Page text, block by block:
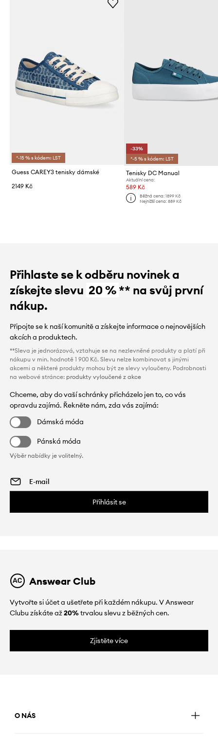
*-15 % s kódem: LST
Guess CAREY3 tenisky dámské
2149 Kč
-33%
*-5 % s kódem: LST
Tenisky DC Manual
Aktuální cena:
589 Kč
Běžná cena: 1899 Kč
Nejnižší cena: 889 Kč
Přihlaste se k odběru novinek a
získejte slevu 20 %** na svůj první
nákup.
Připojte se k naší komunitě a získejte informace o nejnovějších
akcích a produktech.
**Sleva je jednorázová, vztahuje se na nezlevněné produkty a platí při
nákupu v min. hodnotě 1 900 Kč. Slevu nelze kombinovat s jinými
akcemi a některé produkty mohou být ze slevy vyloučeny. Podrobnosti
na webové stránce: produkty vyloučené z akce
Chceme, aby do vaší schránky přicházelo jen to, co vás
opravdu zajímá. Řekněte nám, zda vás zajímá:
Dámská móda
Pánská móda
Výběr nabídky je volitelný.
Přihlásit se
Answear Club
Vytvořte si účet a ušetřete při každém nákupu. V Answear
Clubu získáte až20%trvalou slevu z běžných cen.
Zjistěte více
O NÁS